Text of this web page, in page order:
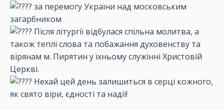
за перемогу України над московським
загарбником
Після літургії відбулася спільна молитва, а
також теплі слова та побажання духовенству та
вірянам м. Пирятин у їхньому служінні Христовій
Церкві.
Нехай цей день залишиться в серці кожного,
як свято віри, єдності та надії!